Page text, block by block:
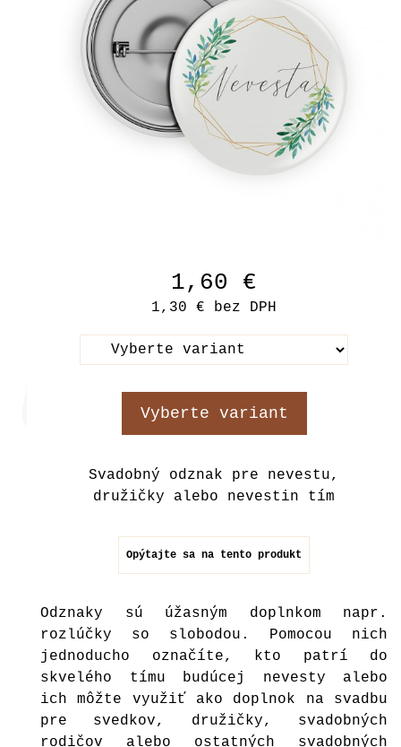
1,60 €
1,30 € bez DPH
Vyberte variant
Svadobný odznak pre nevestu,
družičky alebo nevestin tím
Opýtajte sa na tento produkt
Odznaky sú úžasným doplnkom napr.
rozlúčky so slobodou. Pomocou nich
jednoducho označíte, kto patrí do
skvelého tímu budúcej nevesty alebo
ich môžte využiť ako doplnok na svadbu
pre svedkov, družičky, svadobných
rodičov alebo ostatných svadobných